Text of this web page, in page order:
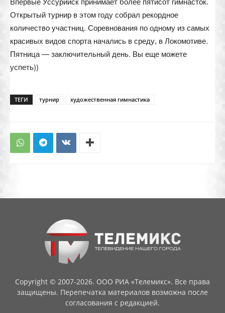
Открытый турнир в этом году собрал рекордное
количество участниц. Соревнования по одному из самых
красивых видов спорта начались в среду, в Локомотиве.
Пятница — заключительный день. Вы еще можете
успеть))
ТЕГИ турнир художественная гимнастика
Copyright © 2007-2026. ООО РИА «Телемикс». Все права
защищены. Перепечатка материалов возможна после
согласования с редакцией.